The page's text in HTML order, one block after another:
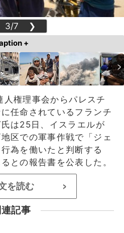
3/7 ❯
+
人権理事会からパレスチ
任命されているフランチ
は25日、イスラエルが
区での軍事作戦で「ジェ
為を働いたと判断する
との報告書を公表した。
を読む >
記事